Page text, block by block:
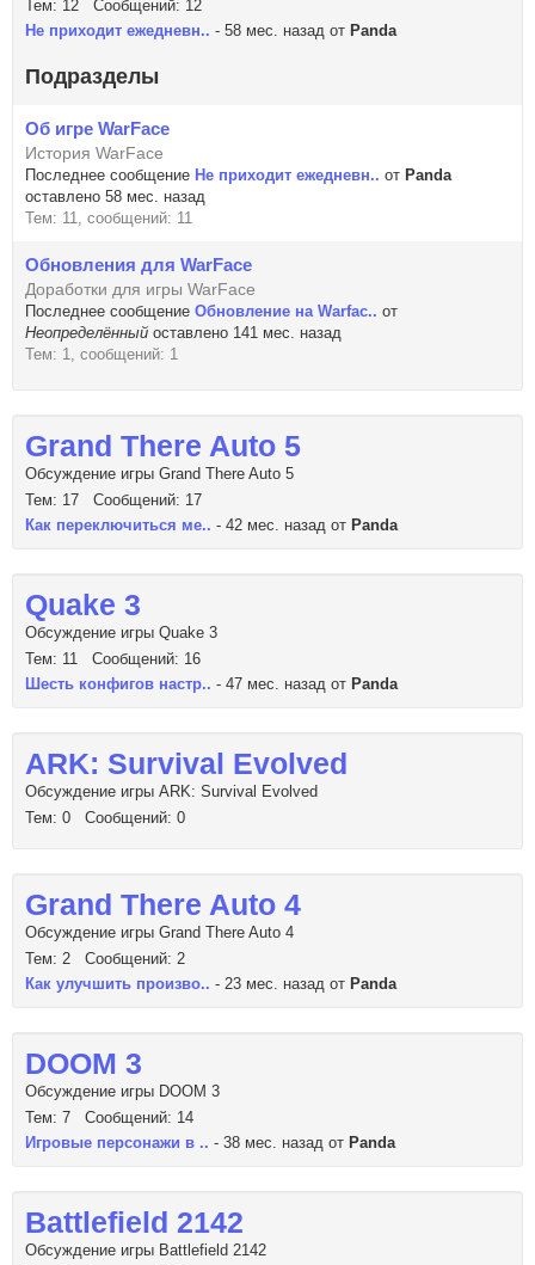
Тем: 12 Сообщений: 12
Не приходит ежедневн.. - 58 мес. назад от Panda
Подразделы
Об игре WarFace
История WarFace
Последнее сообщение Не приходит ежедневн.. от Panda
оставлено 58 мес. назад
Тем: 11, сообщений: 11
Обновления для WarFace
Доработки для игры WarFace
Последнее сообщение Обновление на Warfac.. от
Неопределённый оставлено 141 мес. назад
Тем: 1, сообщений: 1
Grand There Auto 5
Обсуждение игры Grand There Auto 5
Тем: 17 Сообщений: 17
Как переключиться ме.. - 42 мес. назад от Panda
Quake 3
Обсуждение игры Quake 3
Тем: 11 Сообщений: 16
Шесть конфигов настр.. - 47 мес. назад от Panda
ARK: Survival Evolved
Обсуждение игры ARK: Survival Evolved
Тем: 0 Сообщений: 0
Grand There Auto 4
Обсуждение игры Grand There Auto 4
Тем: 2 Сообщений: 2
Как улучшить произво.. - 23 мес. назад от Panda
DOOM 3
Обсуждение игры DOOM 3
Тем: 7 Сообщений: 14
Игровые персонажи в .. - 38 мес. назад от Panda
Battlefield 2142
Обсуждение игры Battlefield 2142